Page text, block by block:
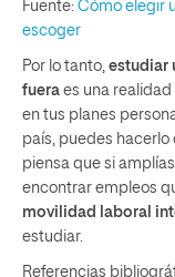
Fuente: Cómo elegir
escoger
Por lo tanto, estudiar
fuera es una
en tus planes
país, puedes
piensa que si
encontrar empleos
movilidad laboral
estudiar.
Referencias